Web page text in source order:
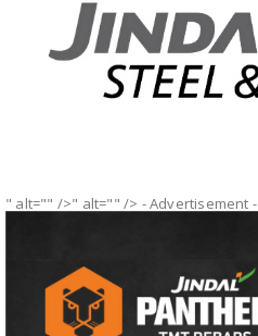
" alt="" />" alt="" /> - Advertisement -